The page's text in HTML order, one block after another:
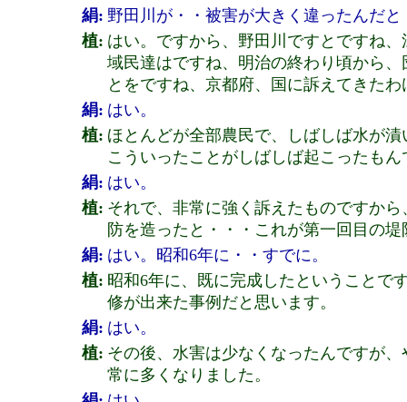
絹: 野田川が・・被害が大きく違ったんだ
植: はい。ですから、野田川ですとですね
域民達はですね、明治の終わり頃から
とをですね、京都府、国に訴えてきた
絹: はい。
植: ほとんどが全部農民で、しばしば水が
こういったことがしばしば起こったも
絹: はい。
植: それで、非常に強く訴えたものですか
防を造ったと・・・これが第一回目の
絹: はい。昭和6年に・・すでに。
植: 昭和6年に、既に完成したということで
修が出来た事例だと思います。
絹: はい。
植: その後、水害は少なくなったんですが
常に多くなりました。